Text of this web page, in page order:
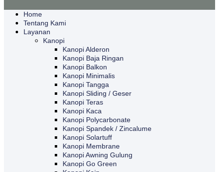
Home
Tentang Kami
Layanan
Kanopi
Kanopi Alderon
Kanopi Baja Ringan
Kanopi Balkon
Kanopi Minimalis
Kanopi Tangga
Kanopi Sliding / Geser
Kanopi Teras
Kanopi Kaca
Kanopi Polycarbonate
Kanopi Spandek / Zincalume
Kanopi Solartuff
Kanopi Membrane
Kanopi Awning Gulung
Kanopi Go Green